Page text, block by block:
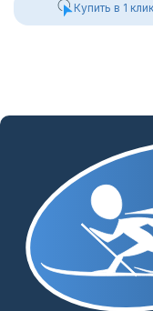
Купить в 1 клик